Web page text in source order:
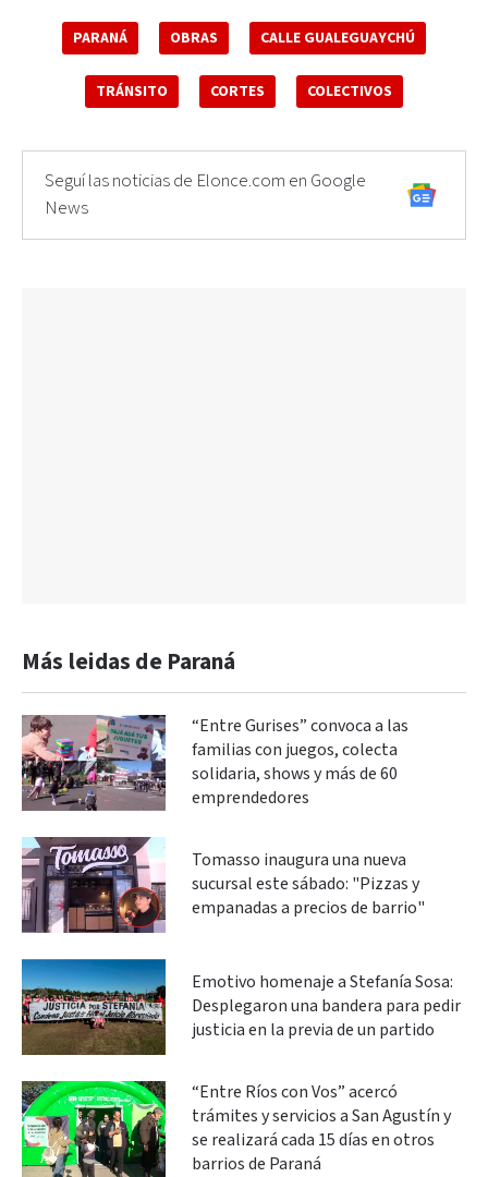
PARANÁ OBRAS CALLE GUALEGUAYCHÚ
TRÁNSITO CORTES COLECTIVOS
Seguí las noticias de Elonce.com en Google
News
Más leidas de Paraná
“Entre Gurises” convoca a las
familias con juegos, colecta
solidaria, shows y más de 60
emprendedores
Tomasso inaugura una nueva
sucursal este sábado: "Pizzas y
empanadas a precios de barrio"
Emotivo homenaje a Stefanía Sosa:
Desplegaron una bandera para pedir
justicia en la previa de un partido
“Entre Ríos con Vos” acercó
trámites y servicios a San Agustín y
se realizará cada 15 días en otros
barrios de Paraná